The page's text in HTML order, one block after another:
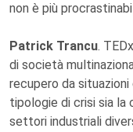
non è più
Patrick Trancu.
di società
recupero da
tipologie di crisi sia la
settori industriali